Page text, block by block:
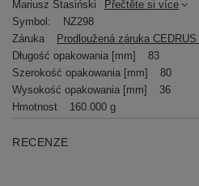
Mariusz Stasiński
Přečtěte si více
Symbol:
NZ298
Záruka
Prodloužená záruka
Długość opakowania [mm]
83
Szerokość opakowania [mm]
80
Wysokość opakowania [mm]
36
Hmotnost
160.000 g
RECENZE